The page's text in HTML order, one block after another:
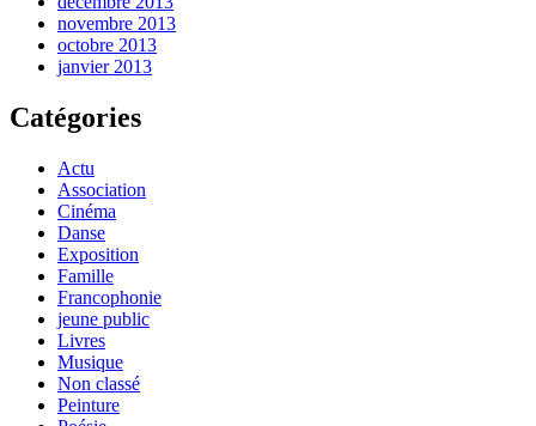
novembre 2013
octobre 2013
janvier 2013
Catégories
Actu
Association
Cinéma
Danse
Exposition
Famille
Francophonie
jeune public
Livres
Musique
Non classé
Peinture